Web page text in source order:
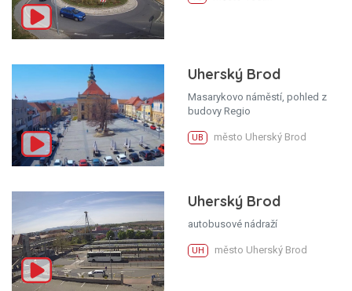
Uherský Brod
Masarykovo náměstí, pohled z
budovy Regio
UB město Uherský Brod
Uherský Brod
autobusové nádraží
UH město Uherský Brod